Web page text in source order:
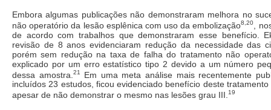
Embora algumas publicações não demonstraram melhora no
não operatório da lesão esplênica com uso da embolização8,20
,
de acordo com trabalhos que demonstraram esse benefício.
revisão de 8 anos evidenciaram redução da necessidade das
porém sem redução na taxa de falha do tratamento não
explicado por um erro estatístico tipo 2 devido a um número
dessa amostra. 21
Em uma meta análise mais recentemente
incluídos 23 estudos, ficou evidenciado benefício deste
apesar de não demonstrar o mesmo nas lesões grau III. 19